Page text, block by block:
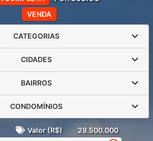
VENDA
CATEGORIAS
CIDADES
BAIRROS
CONDOMÍNIOS
Valor (R$) 29.500.000